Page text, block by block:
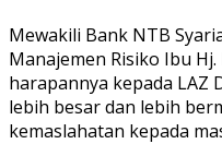
Mewakili Bank NTB
Manajemen Risiko Ibu
harapannya kepada LAZ
lebih besar dan lebih
kemaslahatan kepada